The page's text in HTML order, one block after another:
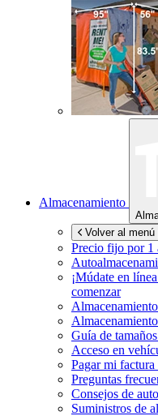
Almacenamiento
Volver al menú
Precio fijo por 1
¡Múdate en
comenzar
Guía de
Acceso en
Pagar mi
Preguntas
Consejos de
Suministros de